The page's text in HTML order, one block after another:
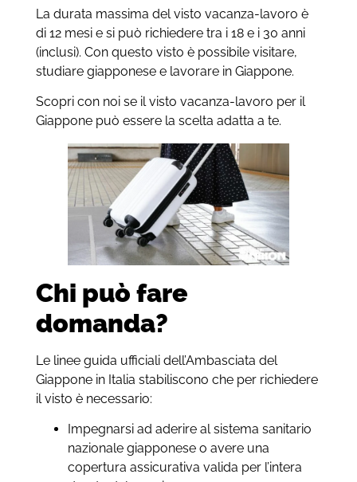
La durata massima del visto vacanza-lavoro è
di 12 mesi e si può richiedere tra i 18 e i 30 anni
(inclusi). Con questo visto è possibile visitare,
studiare giapponese e lavorare in Giappone.
Scopri con noi se il visto vacanza-lavoro per il
Giappone può essere la scelta adatta a te.
Chi può fare
domanda?
Le linee guida ufficiali dell’Ambasciata del
Giappone in Italia stabiliscono che per richiedere
il visto è necessario:
Impegnarsi ad aderire al sistema sanitario
nazionale giapponese o avere una
copertura assicurativa valida per l’intera